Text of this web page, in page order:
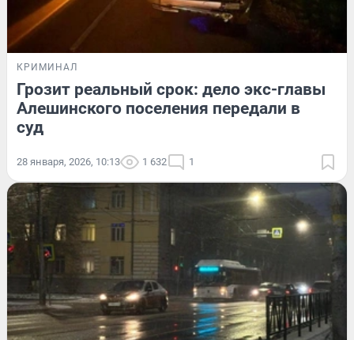
КРИМИНАЛ
Грозит реальный срок: дело экс-главы
Алешинского поселения передали в
суд
28 января, 2026, 10:13 1 632 1